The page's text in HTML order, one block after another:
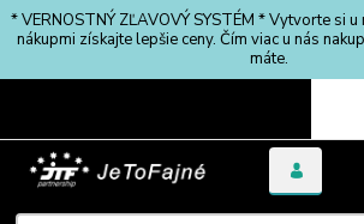
* VERNOSTNÝ ZĽAVOVÝ SYSTÉM * Vytvorte si
nákupmi získajte lepšie ceny. Čím viac u nás
máte.